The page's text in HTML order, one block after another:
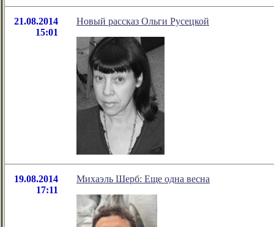
21.08.2014
15:01
Новый рассказ Ольги Русецкой
19.08.2014
17:11
Михаэль Шерб: Еще одна весна